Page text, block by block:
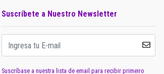
Suscríbete a Nuestro Newsletter
Suscríbase a nuestra lista de email para recibir primeiro